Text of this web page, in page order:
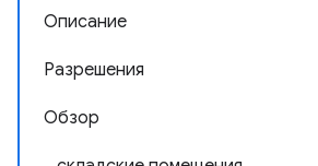
Описание
Разрешения
Обзор